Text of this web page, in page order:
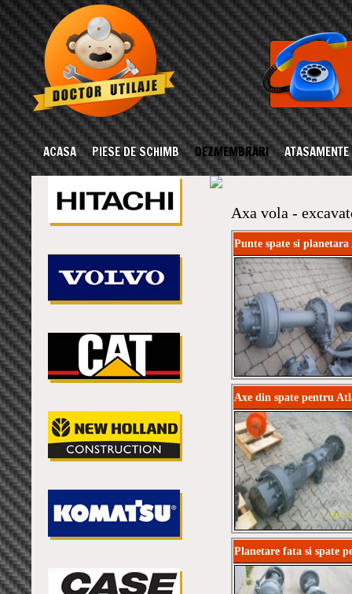
ACASA PIESE DE SCHIMB DEZMEMBRARI ATASAMENTE
Axa vola -
Punte spate si planetara
Axe din spate pentru
Planetare fata si spate